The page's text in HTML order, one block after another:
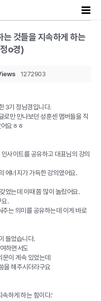
것들을 지속하게 하는
o경)
1272903
3기 정남경입니다.
로만 만나보던 성훈센 맴버들을 직
요ㅎㅎ
사이트를 공유하고 대표님의 강의
에너지가 가득한 강의였어요.
었는데 이때 쫌 많이 놀랐어요.
.
는 의미를 공유하는데 이게 바로
들었습니다.
하면서도
문이 계속 있었는데
을 해주시더라구요
하게 하는 힘이다.'